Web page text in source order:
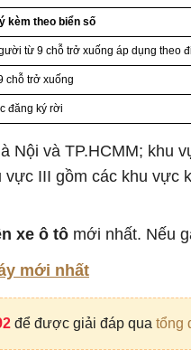
kèm theo biển số
từ 9 chỗ trở xuống áp dụng theo
chỗ trở xuống
đăng ký rời
Nội và TP.HCMM; khu
vực III gồm các khu
xe ô tô mới nhất. Nếu
mới nhất
để được giải đáp qua tổng